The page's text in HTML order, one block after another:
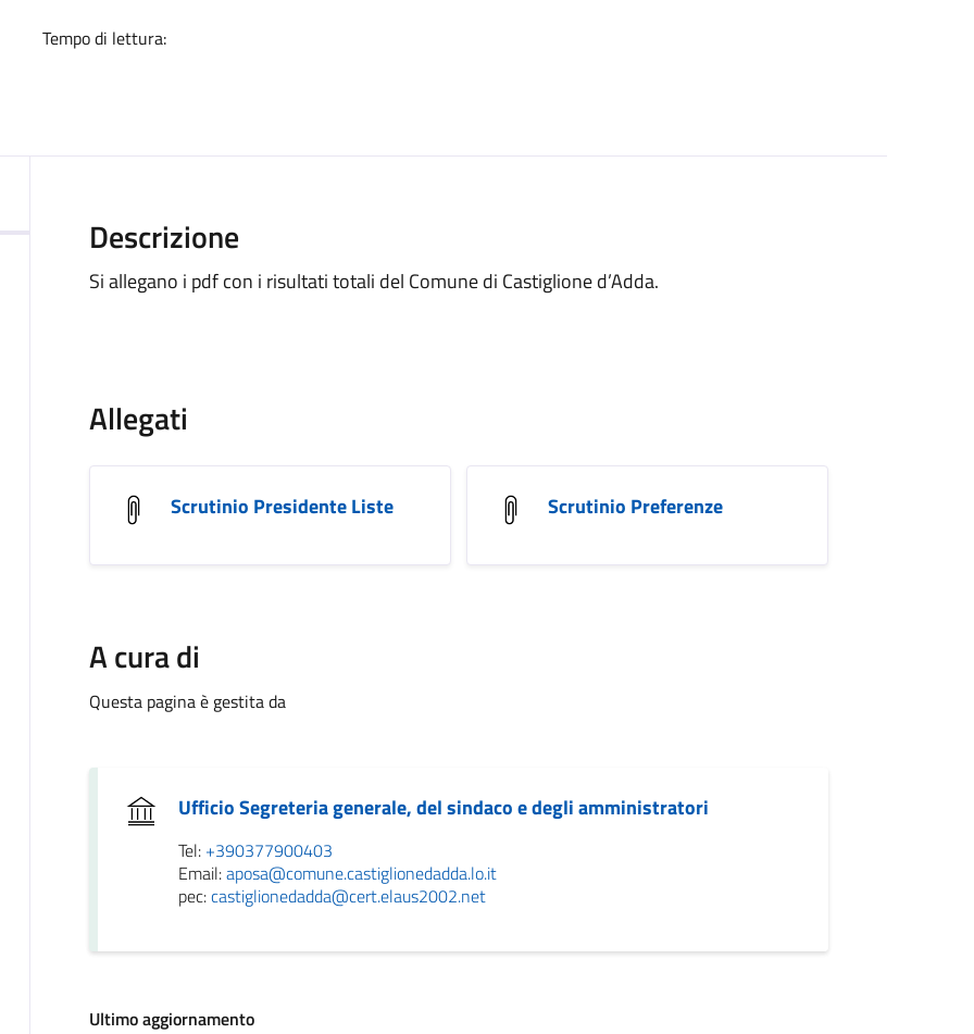
Tempo di lettura:
Descrizione
Si allegano i pdf con i risultati totali del Comune di Castiglione d’Adda.
Allegati
Scrutinio Presidente Liste Scrutinio Preferenze
A cura di
Questa pagina è gestita da
Ufficio Segreteria generale, del sindaco e degli amministratori
Tel: +390377900403
Email:aposa@comune.castiglionedadda.lo.it
pec:castiglionedadda@cert.elaus2002.net
Ultimo aggiornamento